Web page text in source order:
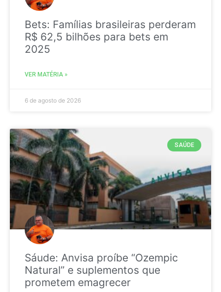
Bets: Famílias brasileiras perderam
R$ 62,5 bilhões para bets em
2025
VER MATÉRIA »
6 de agosto de 2026
SAÚDE
Sáude: Anvisa proíbe “Ozempic
Natural” e suplementos que
prometem emagrecer